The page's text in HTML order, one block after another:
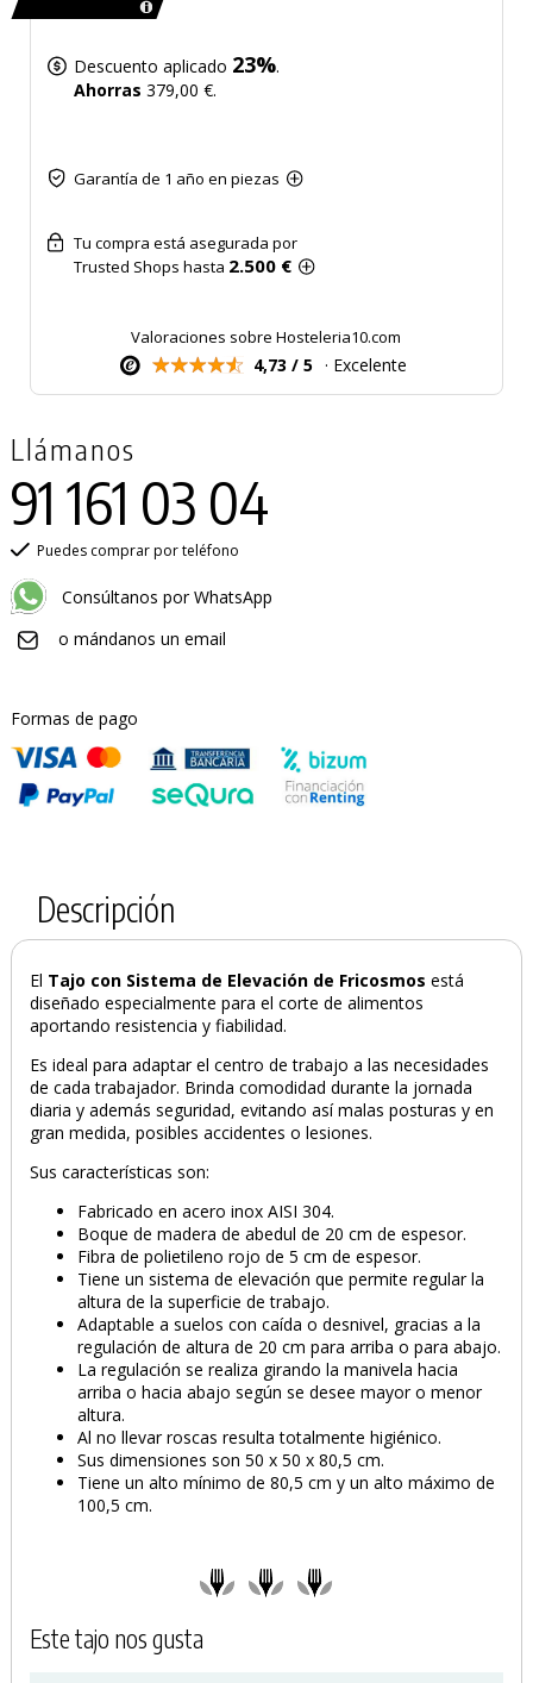
Descuento aplicado 23%.
Ahorras 379,00 €.
Garantía de 1 año en piezas
Tu compra está asegurada por
Trusted Shops hasta 2.500 €
Valoraciones sobre Hosteleria10.com
4,73 / 5 · Excelente
Llámanos
91 161 03 04
Puedes comprar por teléfono
Consúltanos por WhatsApp
o mándanos un email
Formas de pago
Descripción
El Tajo con Sistema de Elevación de Fricosmosestá
diseñado especialmente para el corte de alimentos
aportando resistencia y fiabilidad.
Es ideal para adaptar el centro de trabajo a las necesidades
de cada trabajador. Brinda comodidad durante la jornada
diaria y además seguridad, evitando así malas posturas y en
gran medida, posibles accidentes o lesiones.
Sus características son:
Fabricado en acero inox AISI 304.
Boque de madera de abedul de 20 cm de espesor.
Fibra de polietileno rojo de 5 cm de espesor.
Tiene un sistema de elevación que permite regular la
altura de la superficie de trabajo.
Adaptable a suelos con caída o desnivel, gracias a la
regulación de altura de 20 cm para arriba o para abajo.
La regulación se realiza girando la manivela hacia
arriba o hacia abajo según se desee mayor o menor
altura.
Al no llevar roscas resulta totalmente higiénico.
Sus dimensiones son 50 x 50 x 80,5 cm.
Tiene un alto mínimo de 80,5 cm y un alto máximo de
100,5 cm.
Este tajo nos gusta